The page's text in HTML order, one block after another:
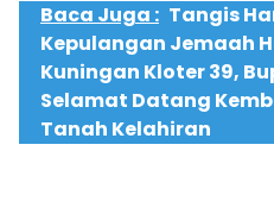
Baca Juga : Tangis
Kepulangan Jemaah
Kuningan Kloter 39,
Selamat Datang
Tanah Kelahiran